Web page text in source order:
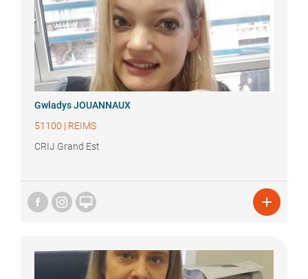
GwladysJOUANNAUX
51100 | REIMS
CRIJ Grand Est
 